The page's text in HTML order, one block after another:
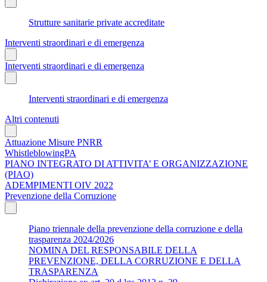
Strutture sanitarie private accreditate
Interventi straordinari e di emergenza
Interventi straordinari e di emergenza
Interventi straordinari e di emergenza
Altri contenuti
Attuazione Misure PNRR
WhistleblowingPA
PIANO INTEGRATO DI ATTIVITA’ E ORGANIZZAZIONE
(PIAO)
ADEMPIMENTI OIV 2022
Prevenzione della Corruzione
Piano triennale della prevenzione della corruzione e della
trasparenza 2024/2026
NOMINA DEL RESPONSABILE DELLA
PREVENZIONE, DELLA CORRUZIONE E DELLA
TRASPARENZA